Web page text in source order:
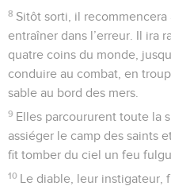
8 Sitôt sorti, il
entraîner dans l’erreur. Il ira
quatre coins du monde,
conduire au combat, en
sable au bord des mers.
9 Elles parcoururent toute la
assiéger le camp des saints
fit tomber du ciel un feu
10 Le diable, leur instigateur,